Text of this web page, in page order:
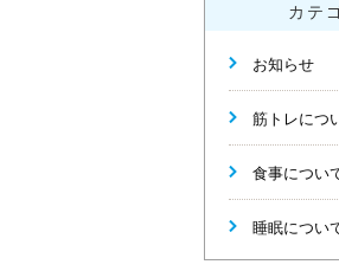
カテ
お知らせ
筋トレにつ
食事につい
睡眠につい